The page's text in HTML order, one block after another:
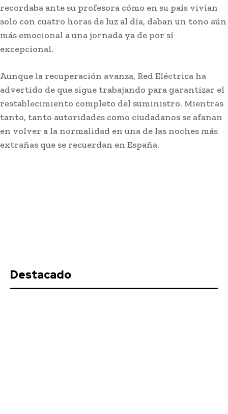
recordaba ante su profesora cómo en su país vivían
solo con cuatro horas de luz al día, daban un tono aún
más emocional a una jornada ya de por sí
excepcional.
Aunque la recuperación avanza, Red Eléctrica ha
advertido de que sigue trabajando para garantizar el
restablecimiento completo del suministro. Mientras
tanto, tanto autoridades como ciudadanos se afanan
en volver a la normalidad en una de las noches más
extrañas que se recuerdan en España.
Destacado